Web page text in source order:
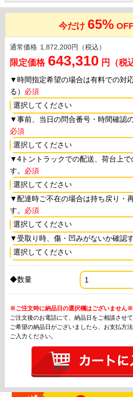
今だけ 65%
通常価格 1,872,200円（税込）
限定価格 643,310 円（税
▼時間指定希望の場合は有料での対
る） 必須
▼事前、当日の問合番号・時間確認
必須
▼4トントラックでの配送、荷台上
す。 必須
▼配達時ご不在の場合は持ち戻り・
す。 必須
▼ 受取り時、傷・凹みがないか確認
◆数量
※ご注文時に納品日の選択欄はございません※
ご注文後のお電話にて、納品日をご相談させて
ご希望の納品日がございましたら、お支払方
ご入力ください。